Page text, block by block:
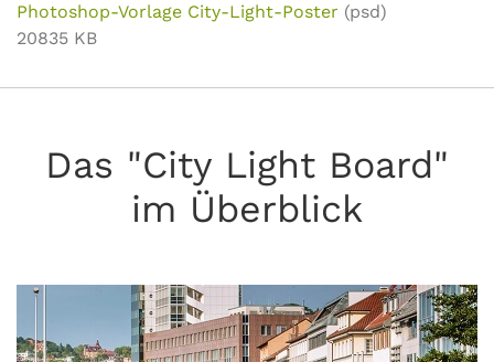
Photoshop-Vorlage City-Light-Poster (psd)
20835 KB
Das "City Light Board"
im Überblick